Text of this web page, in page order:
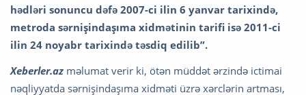
hədləri sonuncu dəfə 2007-ci ilin 6 yanvar tarixində,
metroda sərnişindaşıma xidmətinin tarifi isə 2011-ci
ilin 24 noyabr tarixində təsdiq edilib”.
Xeberler.az məlumat verir ki, ötən müddət ərzində ictimai
nəqliyyatda sərnişindaşıma xidməti üzrə xərclərin artması,